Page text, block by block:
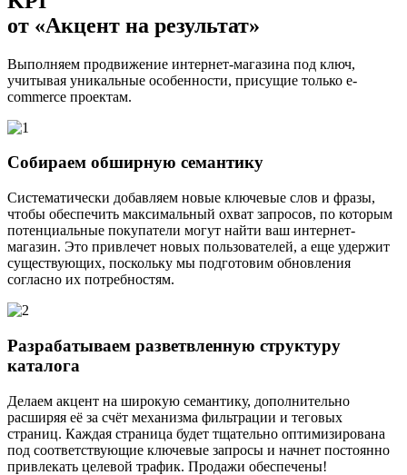
от «Акцент на результат»
Выполняем продвижение интернет-магазина под ключ,
учитывая уникальные особенности, присущие только e-
commerce проектам.
Собираем обширную семантику
Систематически добавляем новые ключевые слов и фразы,
чтобы обеспечить максимальный охват запросов, по которым
потенциальные покупатели могут найти ваш интернет-
магазин. Это привлечет новых пользователей, а еще удержит
существующих, поскольку мы подготовим обновления
согласно их потребностям.
Разрабатываем разветвленную структуру
каталога
Делаем акцент на широкую семантику, дополнительно
расширяя её за счёт механизма фильтрации и теговых
страниц. Каждая страница будет тщательно оптимизирована
под соответствующие ключевые запросы и начнет постоянно
привлекать целевой трафик. Продажи обеспечены!